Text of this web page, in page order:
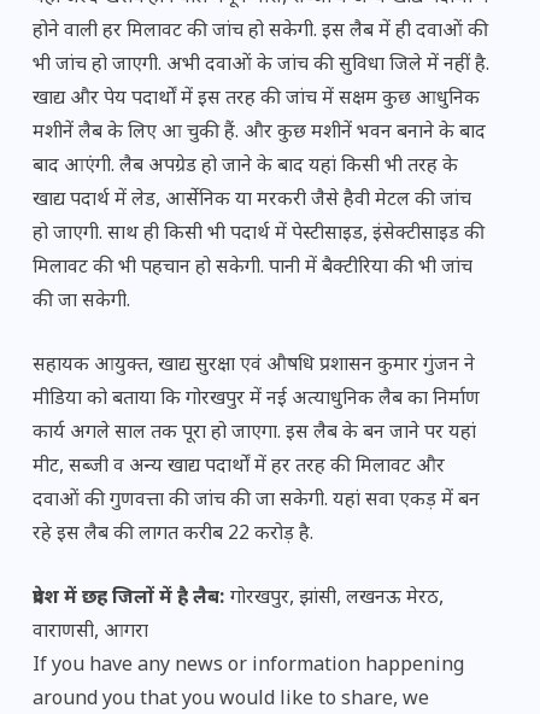
होने वाली हर मिलावट की जांच हो सकेगी. इस लैब में ही दवाओं की
भी जांच हो जाएगी. अभी दवाओं के जांच की सुविधा जिले में नहीं है.
खाद्य और पेय पदार्थों में इस तरह की जांच में सक्षम कुछ आधुनिक
मशीनें लैब के लिए आ चुकी हैं. और कुछ मशीनें भवन बनाने के बाद
बाद आएंगी. लैब अपग्रेड हो जाने के बाद यहां किसी भी तरह के
खाद्य पदार्थ में लेड, आर्सेनिक या मरकरी जैसे हैवी मेटल की जांच
हो जाएगी. साथ ही किसी भी पदार्थ में पेस्टीसाइड, इंसेक्टीसाइड की
मिलावट की भी पहचान हो सकेगी. पानी में बैक्टीरिया की भी जांच
की जा सकेगी.
सहायक आयुक्त, खाद्य सुरक्षा एवं औषधि प्रशासन कुमार गुंजन ने
मीडिया को बताया कि गोरखपुर में नई अत्याधुनिक लैब का निर्माण
कार्य अगले साल तक पूरा हो जाएगा. इस लैब के बन जाने पर यहां
मीट, सब्जी व अन्य खाद्य पदार्थों में हर तरह की मिलावट और
दवाओं की गुणवत्ता की जांच की जा सकेगी. यहां सवा एकड़ में बन
रहे इस लैब की लागत करीब 22 करोड़ है.
प्रदेश में छह जिलों में है लैब: गोरखपुर, झांसी, लखनऊ मेरठ,
वाराणसी, आगरा
If you have any news or information happening
around you that you would like to share, we